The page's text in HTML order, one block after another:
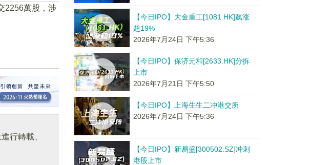
2256萬股，涉
行轉載、
【今日IPO】大金重工[1081.HK]飙涨
超19%
2026年7月24日 下午5:36
【今日IPO】保济元和[2633.HK]分拆
上市
2026年7月21日 下午5:50
【今日IPO】上海生生二冲港交所
2026年7月24日 下午5:36
【今日IPO】新易盛[300502.SZ]冲刺
港股上市